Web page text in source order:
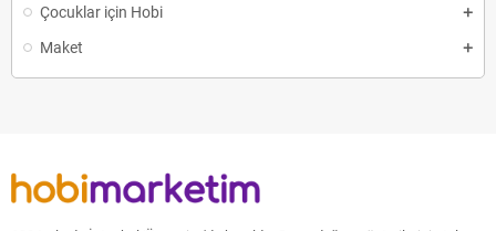
Çocuklar için Hobi
Maket